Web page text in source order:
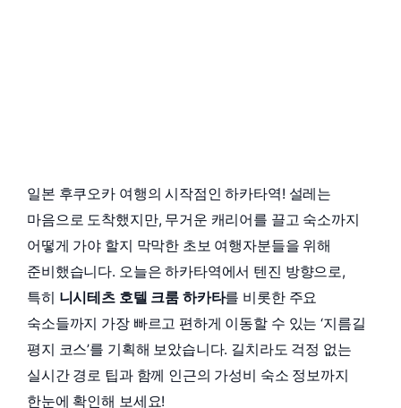
일본 후쿠오카 여행의 시작점인 하카타역! 설레는
마음으로 도착했지만, 무거운 캐리어를 끌고 숙소까지
어떻게 가야 할지 막막한 초보 여행자분들을 위해
준비했습니다. 오늘은 하카타역에서 텐진 방향으로,
특히 니시테츠 호텔 크룸 하카타를 비롯한 주요
숙소들까지 가장 빠르고 편하게 이동할 수 있는 ‘지름길
평지 코스’를 기획해 보았습니다. 길치라도 걱정 없는
실시간 경로 팁과 함께 인근의 가성비 숙소 정보까지
한눈에 확인해 보세요!